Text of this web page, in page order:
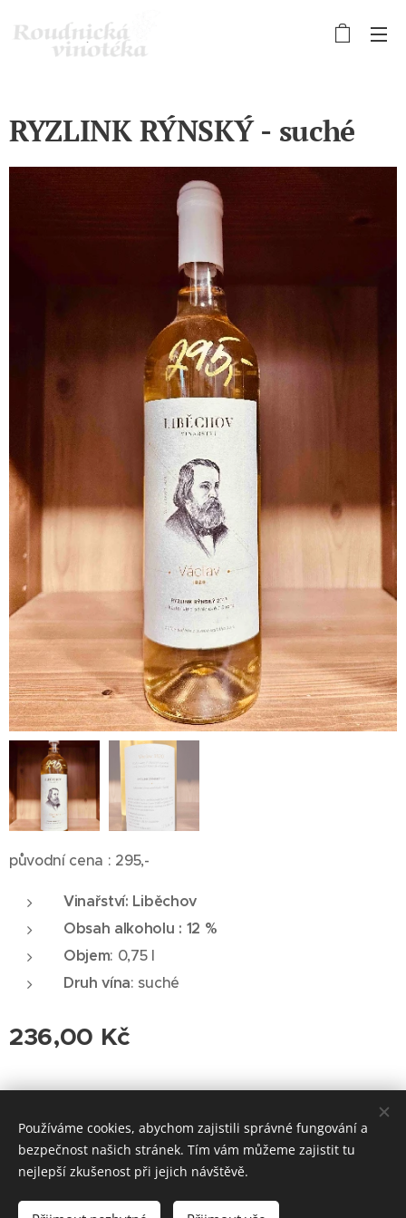
RYZLINK RÝNSKÝ - suché
původní cena : 295,-
Vinařství: Liběchov
Obsah alkoholu : 12 %
Objem: 0,75 l
Druh vína: suché
236,00 Kč
© 2026 Roudnická vinotéka. Všechna práva vyhrazena.
Cookies
Používáme cookies, abychom zajistili správné fungování a
bezpečnost našich stránek. Tím vám můžeme zajistit tu
nejlepší zkušenost při jejich návštěvě.